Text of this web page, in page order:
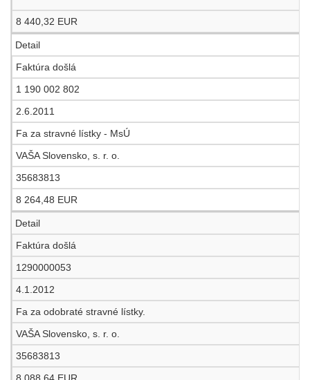
8 440,32 EUR
Detail
Faktúra došlá
1 190 002 802
2.6.2011
Fa za stravné lístky - MsÚ
VAŠA Slovensko, s. r. o.
35683813
8 264,48 EUR
Detail
Faktúra došlá
1290000053
4.1.2012
Fa za odobraté stravné lístky.
VAŠA Slovensko, s. r. o.
35683813